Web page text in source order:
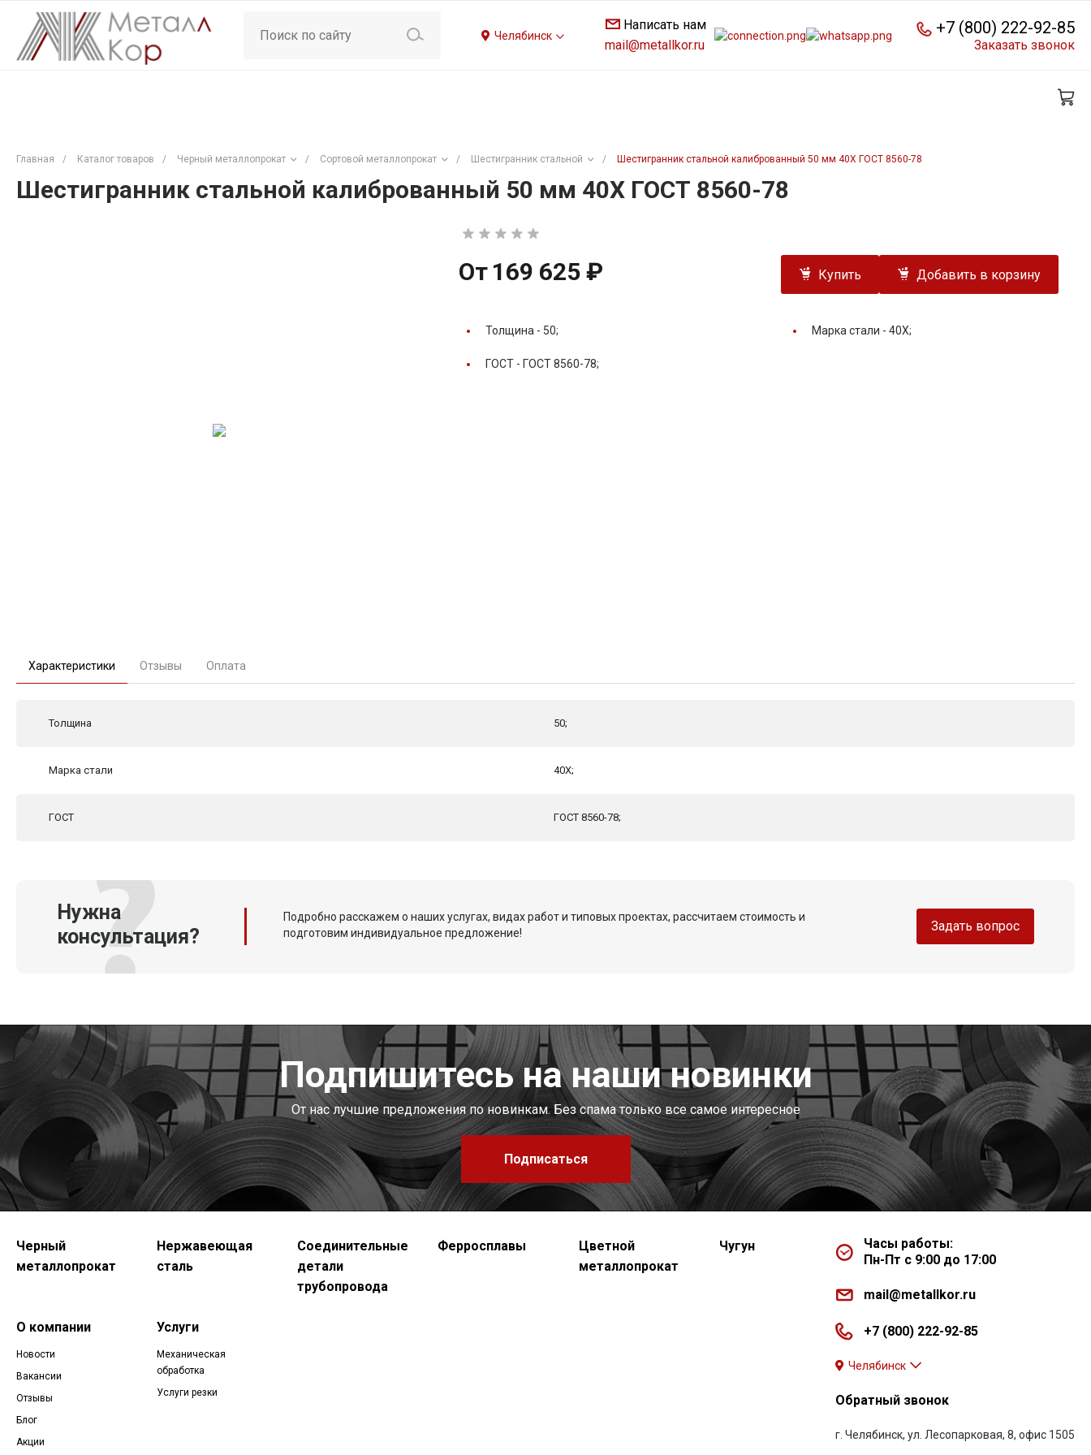
Челябинск
Написать нам
mail@metallkor.ru
+7 (800) 222-92-85
Заказать звонок
Главная / Каталог товаров / Черный металлопрокат / Сортовой металлопрокат / Шестигранник стальной / Шестигранник стальной калиброванный 50 мм 40Х ГОСТ 8560-78
Шестигранник стальной калиброванный 50 мм 40Х ГОСТ 8560-78
От 169 625 ₽ Купить Добавить в корзину
Толщина - 50; Марка стали - 40Х;
ГОСТ - ГОСТ 8560-78;
Характеристики Отзывы Оплата
Толщина 50;
Марка стали 40Х;
ГОСТ ГОСТ 8560-78;
Нужна
консультация?
Подробно расскажем о наших услугах, видах работ и типовых проектах, рассчитаем стоимость и
подготовим индивидуальное предложение!
Задать вопрос
Подпишитесь на наши новинки
От нас лучшие предложения по новинкам. Без спама только все самое интересное
Подписаться
Черный
металлопрокат
Нержавеющая
сталь
Соединительные
детали
трубопровода
Ферросплавы
Цветной
металлопрокат
Чугун
О компании
Новости
Вакансии
Отзывы
Блог
Акции
Услуги
Механическая
обработка
Услуги резки
Часы работы:
Пн-Пт с 9:00 до 17:00
mail@metallkor.ru
+7 (800) 222-92-85
Челябинск
Обратный звонок
г. Челябинск, ул. Лесопарковая, 8, офис 1505